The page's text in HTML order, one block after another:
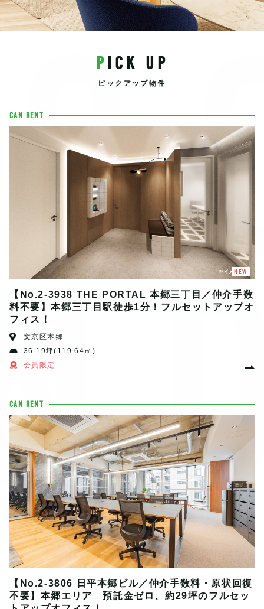
PICK UP
ピックアップ物件
CAN RENT
NEW
【No.2-3938 THE PORTAL 本郷三丁目／仲介手数
料不要】本郷三丁目駅徒歩1分！フルセットアップオ
フィス！
文京区本郷
36.19坪(119.64㎡)
会員限定
CAN RENT
【No.2-3806 日平本郷ビル／仲介手数料・原状回復
不要】本郷エリア 預託金ゼロ、約29坪のフルセッ